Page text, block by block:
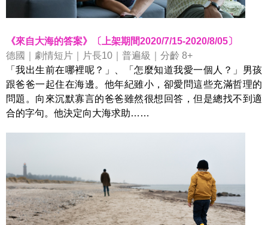
《來自大海的答案》〔上架期間2020/7/15-2020/8/05〕
德國｜劇情短片｜片長10｜普遍級｜分齡 8+
「我出生前在哪裡呢？」、「怎麼知道我愛一個人？」男孩
跟爸爸一起住在海邊。他年紀雖小，卻愛問這些充滿哲理的
問題。向來沉默寡言的爸爸雖然很想回答，但是總找不到適
合的字句。他決定向大海求助……